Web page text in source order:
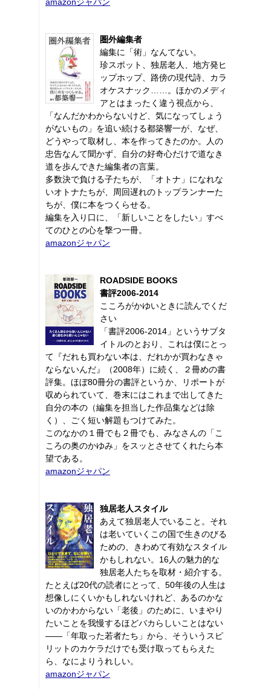
圏外編集者
編集に「術」なんてない。
珍スポット、独居老人、地方発ヒ
ップホップ、路傍の現代詩、カラ
オケスナック……。ほかのメディ
アとはまったく違う視点から、
「なんだかわからないけど、気になってしょう
がないもの」を追い続ける都築響一が、なぜ、
どうやって取材し、本を作ってきたのか。人の
忠告なんて聞かず、自分の好奇心だけで道なき
道を歩んできた編集者の言葉。
多数決で負ける子たちが、「オトナ」になれな
いオトナたちが、周回遅れのトップランナーた
ちが、僕に本をつくらせる。
編集を入り口に、「新しいことをしたい」すべ
てのひとの心を撃つ一冊。
amazonジャパン
ROADSIDE BOOKS
書評2006-2014
こころがかゆいときに読んでくだ
さい
「書評2006-2014」というサブタ
イトルのとおり、これは僕にとっ
て『だれも買わない本は、だれかが買わなきゃ
ならないんだ』（2008年）に続く、２冊めの書
評集。ほぼ80冊分の書評というか、リポートが
収められていて、巻末にはこれまで出してきた
自分の本の（編集を担当した作品集などは除
く）、ごく短い解題もつけてみた。
このなかの１冊でも２冊でも、みなさんの「こ
ころの奥のかゆみ」をスッとさせてくれたら本
望である。
amazonジャパン
独居老人スタイル
あえて独居老人でいること。それ
は老いていくこの国で生きのびる
ための、きわめて有効なスタイル
かもしれない。16人の魅力的な
独居老人たちを取材・紹介する。
たとえば20代の読者にとって、50年後の人生は
想像しにくいかもしれないけれど、あるのかな
いのかわからない「老後」のために、いまやり
たいことを我慢するほどバカらしいことはない
――「年取った若者たち」から、そういうスピ
リットのカケラだけでも受け取ってもらえた
ら、なによりうれしい。
amazonジャパン